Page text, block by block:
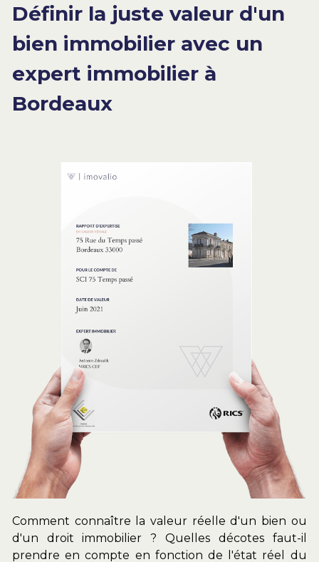
Définir la juste valeur d'un
bien immobilier avec un
expert immobilier à
Bordeaux
Comment connaître la valeur réelle d'un bien ou
d'un droit immobilier ? Quelles décotes faut-il
prendre en compte en fonction de l'état réel du